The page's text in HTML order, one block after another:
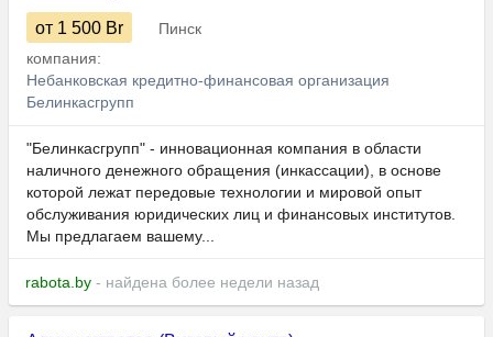
от 1 500 Br
Пинск
компания:
Небанковская кредитно-финансовая организация
Белинкасгрупп
"Белинкасгрупп" - инновационная компания в области
наличного денежного обращения (инкассации), в основе
которой лежат передовые технологии и мировой опыт
обслуживания юридических лиц и финансовых институтов.
Мы предлагаем вашему...
rabota.by - найдена более недели назад